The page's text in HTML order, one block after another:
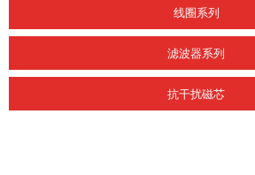
线圈系列
滤波器系列
抗干扰磁芯